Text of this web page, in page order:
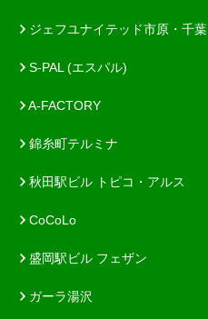
ジェフユナイテッド市原・千葉
S-PAL (エスパル)
A-FACTORY
錦糸町テルミナ
秋田駅ビル トピコ・アルス
CoCoLo
盛岡駅ビル フェザン
ガーラ湯沢